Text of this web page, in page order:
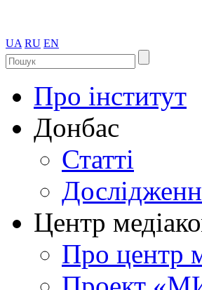
UA RU EN
Про інститут
Донбас
Статті
Центр
Про центр